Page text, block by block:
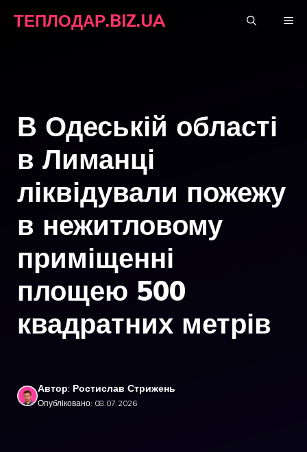
ТЕПЛОДАР.BIZ.UA
В Одеській області
в Лиманці
ліквідували пожежу
в нежитловому
приміщенні
площею 500
квадратних метрів
Автор: Ростислав Стрижень
Опубліковано: 08.07.2026